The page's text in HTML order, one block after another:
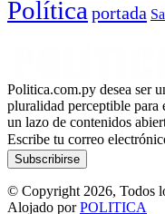
Política portada
Politica.com.py desea ser
pluralidad perceptible para
un lazo de contenidos
Escribe tu correo
© Copyright 2026, Todos
Alojado porPOLITICA